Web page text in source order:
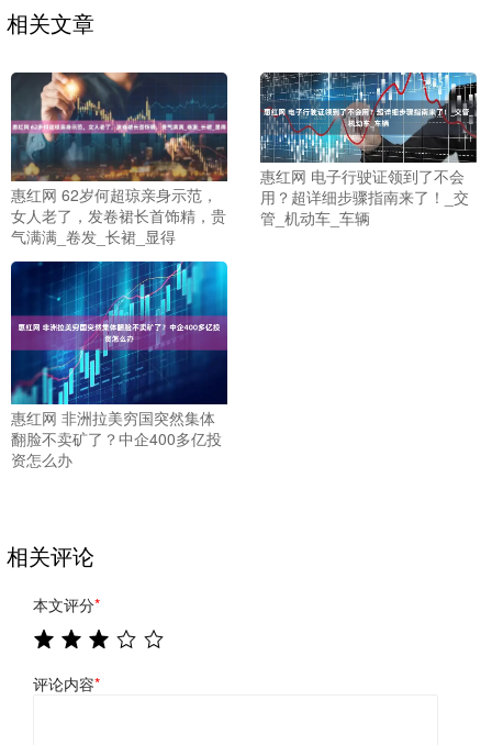
相关文章
惠红网 62岁何超琼亲身示范，
女人老了，发卷裙长首饰精，贵
气满满_卷发_长裙_显得
惠红网 电子行驶证领到了不会
用？超详细步骤指南来了！_交
管_机动车_车辆
惠红网 非洲拉美穷国突然集体
翻脸不卖矿了？中企400多亿投
资怎么办
相关评论
本文评分*
评论内容*